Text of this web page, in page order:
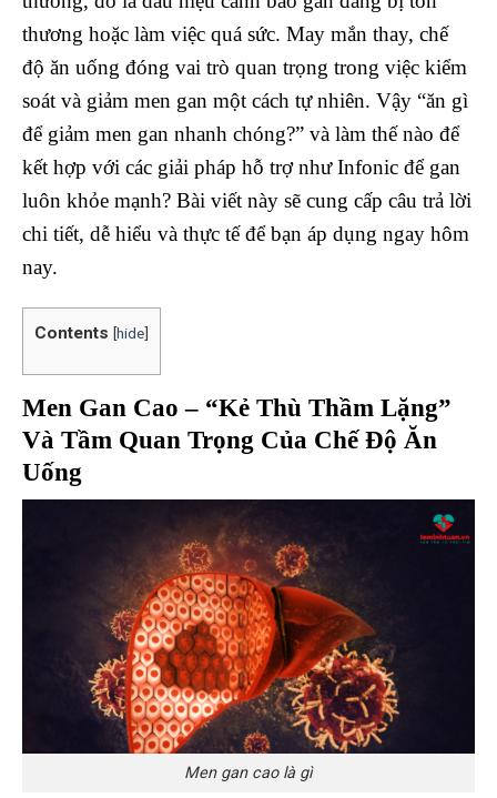
thương hoặc làm việc quá sức. May mắn thay, chế
độ ăn uống đóng vai trò quan trọng trong việc kiểm
soát và giảm men gan một cách tự nhiên. Vậy “ăn gì
để giảm men gan nhanh chóng?” và làm thế nào để
kết hợp với các giải pháp hỗ trợ như Infonic để gan
luôn khỏe mạnh? Bài viết này sẽ cung cấp câu trả lời
chi tiết, dễ hiểu và thực tế để bạn áp dụng ngay hôm
nay.
Contents [hide]
Men Gan Cao – “Kẻ Thù Thầm Lặng”
Và Tầm Quan Trọng Của Chế Độ Ăn
Uống
Men gan cao là gì